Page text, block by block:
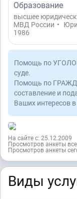
Образование
высшее
МВД России •
1986
Помощь по
суде.
Помощь по
составление и
Ваших интересов в
На сайте с: 25.12.2009
Просмотров анкеты
Просмотров анкеты
Виды